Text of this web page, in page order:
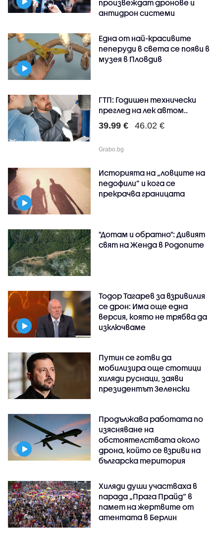
произвеждат дронове и
антидрон системи
Една от най-красивите
пеперуди в света се появи в
музея в Пловдив
ГТП: Годишен технически
преглед на лек автом..
39.99 € 46.02 €
Grabo.bg
Историята на „ловците на
педофили” и кога се
прекрачва границата
"Дотам и обратно": Дивият
свят на Женда в Родопите
Тодор Тагарев за взривилия
се дрон: Има още една
версия, която не трябва да
изключваме
Путин се готви да
мобилизира още стотици
хиляди руснаци, заяви
президентът Зеленски
Продължава работата по
изясняване на
обстоятелствата около
дрона, който се взриви на
българска територия
Хиляди души участваха в
парада „Прага Прайд“ в
памет на жертвите от
атентата в Берлин